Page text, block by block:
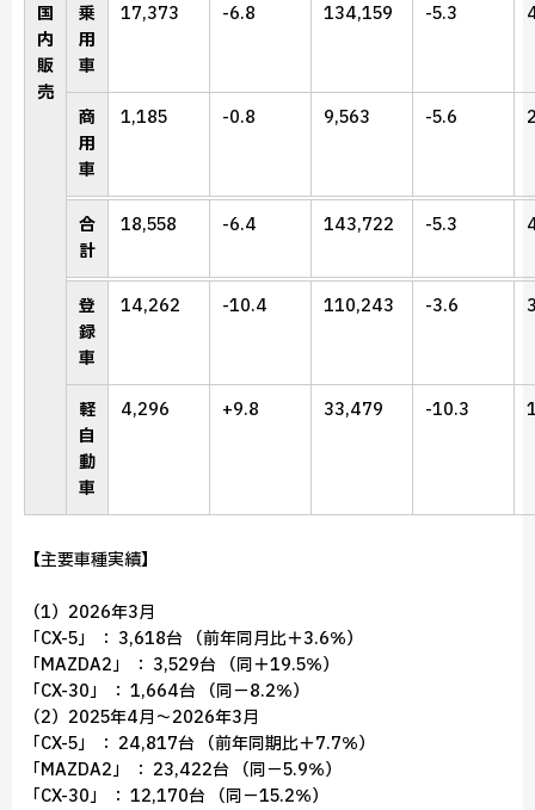
国
内
販
売
乗
用
車
17,373 -6.8 134,159 -5.3
商
用
車
1,185 -0.8 9,563 -5.6
合
計
18,558 -6.4 143,722 -5.3
登
録
車
14,262 -10.4 110,243 -3.6
軽
自
動
車
4,296 +9.8 33,479 -10.3
【主要車種実績】
（1）2026年3月
「CX-5」 ： 3,618台 （前年同月比＋3.6％）
「MAZDA2」 ： 3,529台 （同＋19.5％）
「CX-30」 ： 1,664台 （同－8.2％）
（2）2025年4月～2026年3月
「CX-5」 ： 24,817台 （前年同期比＋7.7％）
「MAZDA2」 ： 23,422台 （同－5.9％）
「CX-30」 ： 12,170台 （同－15.2％）